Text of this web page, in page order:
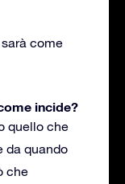
come
incide?
quello che
da quando
che